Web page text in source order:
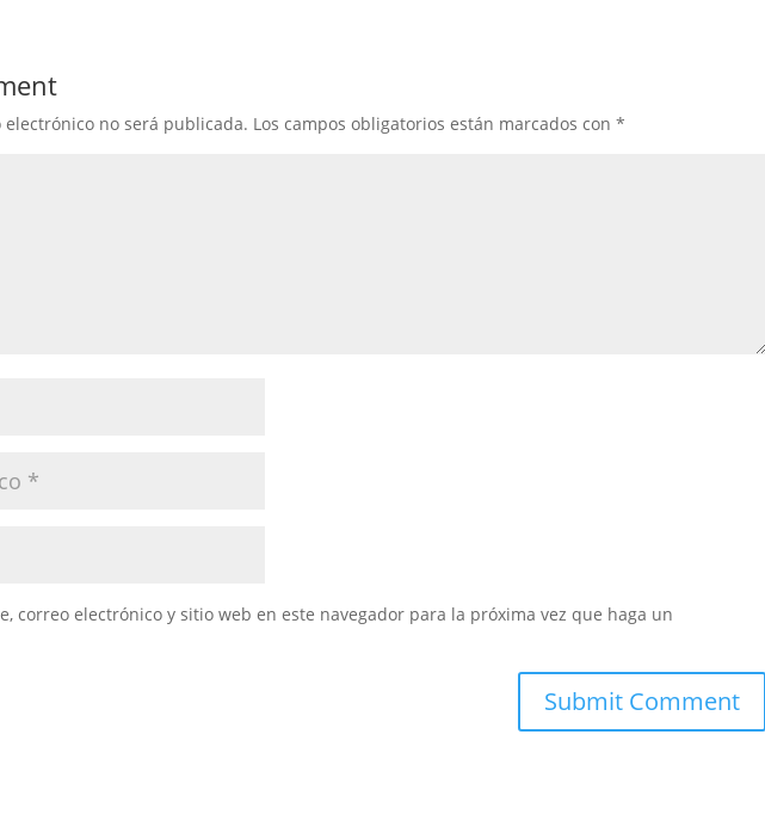
no será publicada. Los campos obligatorios están marcados con*
correo electrónico y sitio web en este navegador para la próxima vez que haga un